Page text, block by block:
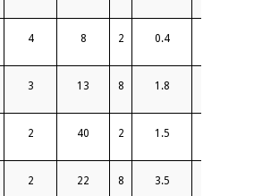
4 8 2 0.4
3 13 8 1.8
2 40 2 1.5
2 22 8 3.5